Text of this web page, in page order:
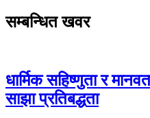
सम्बन्धित खवर
धार्मिक सहिष्णुता र
साझा प्रतिबद्धता